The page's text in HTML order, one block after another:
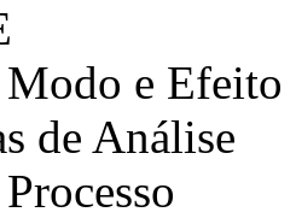
Modo e
de Análise